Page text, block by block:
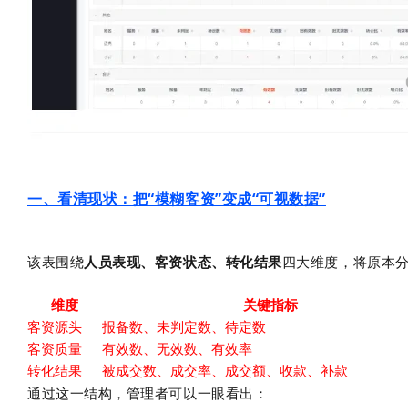
一、看清现状：把“模糊客资”变成“可视数据”
该表围绕人员表现、客资状态、转化结果四大维度，将原本
维度
关键指标
客资源头
报备数、未判定数、待定数
客资质量
有效数、无效数、有效率
转化结果
被成交数、成交率、成交额、收款、补款
通过这一结构，管理者可以一眼看出：